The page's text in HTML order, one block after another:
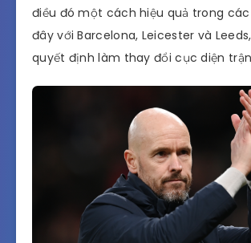
điều đó một cách hiệu quả trong
đây với Barcelona, ​​Leicester và
quyết định làm thay đổi cục diện